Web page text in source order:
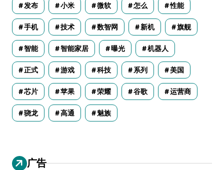
发布 小米 微软 怎么 性能
手机 技术 数智网 新机 旗舰
智能 智能家居 曝光 机器人
正式 游戏 科技 系列 美国
芯片 苹果 荣耀 谷歌 运营商
骁龙 高通 魅族
广告